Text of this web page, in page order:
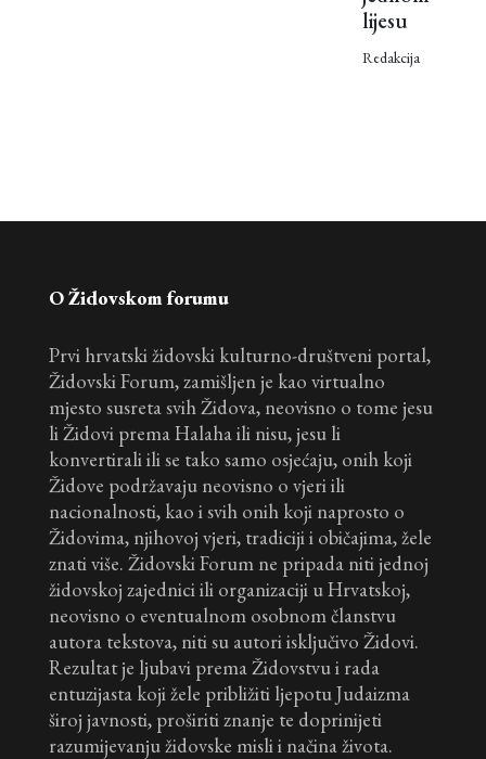
lijesu
Redakcija
O Židovskom forumu
Prvi hrvatski židovski kulturno-društveni portal,
Židovski Forum, zamišljen je kao virtualno
mjesto susreta svih Židova, neovisno o tome jesu
li Židovi prema Halaha ili nisu, jesu li
konvertirali ili se tako samo osjećaju, onih koji
Židove podržavaju neovisno o vjeri ili
nacionalnosti, kao i svih onih koji naprosto o
Židovima, njihovoj vjeri, tradiciji i običajima, žele
znati više. Židovski Forum ne pripada niti jednoj
židovskoj zajednici ili organizaciji u Hrvatskoj,
neovisno o eventualnom osobnom članstvu
autora tekstova, niti su autori isključivo Židovi.
Rezultat je ljubavi prema Židovstvu i rada
entuzijasta koji žele približiti ljepotu Judaizma
široj javnosti, proširiti znanje te doprinijeti
razumijevanju židovske misli i načina života.